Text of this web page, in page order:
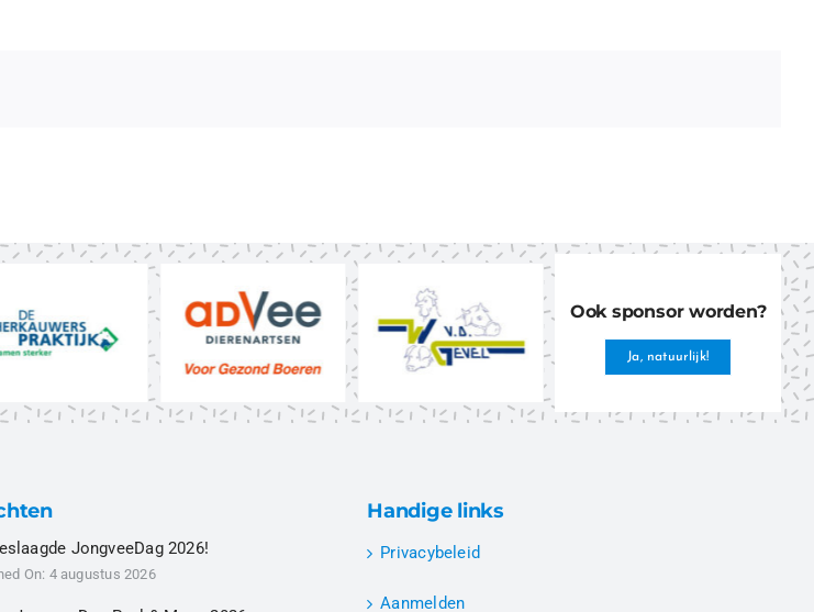
Ook sponsor worden?
Ja, natuurlijk!
JongveeDag 2026!
On: 4 augustus 2026
Handige links
Privacybeleid
Aanmelden